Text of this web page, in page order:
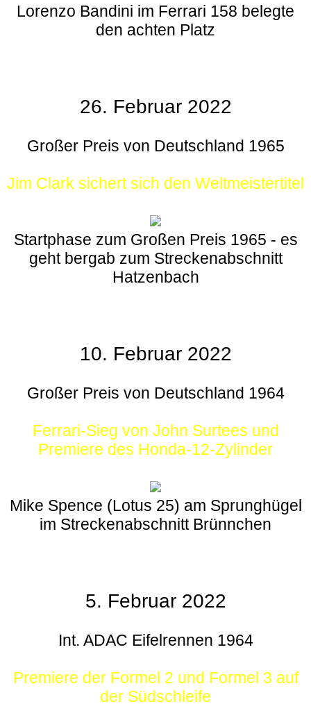
Lorenzo Bandini im Ferrari 158 belegte
den achten Platz
26. Februar 2022
Großer Preis von Deutschland 1965
Jim Clark sichert sich den Weltmeistertitel
Startphase zum Großen Preis 1965 - es
geht bergab zum Streckenabschnitt
Hatzenbach
10. Februar 2022
Großer Preis von Deutschland 1964
Ferrari-Sieg von John Surtees und
Premiere des Honda-12-Zylinder
Mike Spence (Lotus 25) am Sprunghügel
im Streckenabschnitt Brünnchen
5. Februar 2022
Int. ADAC Eifelrennen 1964
Premiere der Formel 2 und Formel 3 auf
der Südschleife